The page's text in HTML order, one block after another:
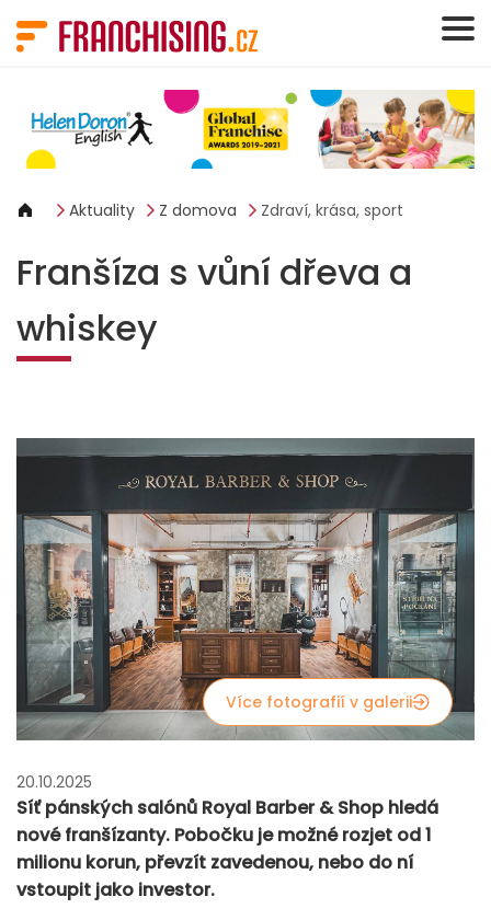
Aktuality Z domova Zdraví, krása, sport
Franšíza s vůní dřeva a
whiskey
Více fotografií v galerii
20.10.2025
Síť pánských salónů Royal Barber & Shop hledá
nové franšízanty. Pobočku je možné rozjet od 1
milionu korun, převzít zavedenou, nebo do ní
vstoupit jako investor.